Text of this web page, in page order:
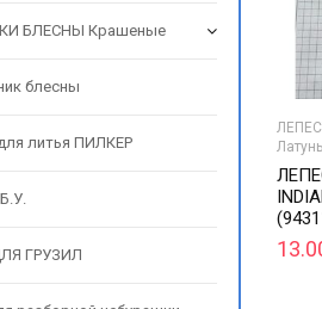
Латунь
БЛЕСНЫ Крашеные
блесны
литья ПИЛКЕР
ГРУЗИЛ